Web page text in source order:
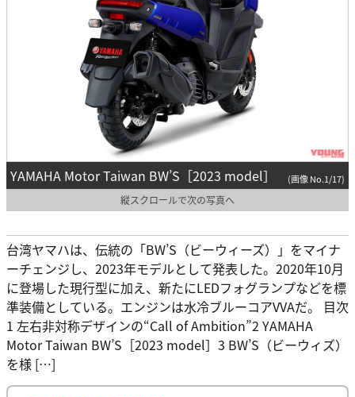
YAMAHA Motor Taiwan BW’S［2023 model］ (画像 No.1/17)
縦スクロールで次の写真へ
台湾ヤマハは、伝統の「BW’S（ビーウィーズ）」をマイナ
ーチェンジし、2023年モデルとして発表した。2020年10月
に登場した現行型に加え、新たにLEDフォグランプなどを標
準装備としている。エンジンは水冷ブルーコアVVAだ。 目次
1 左右非対称デザインの“Call of Ambition”2 YAMAHA
Motor Taiwan BW’S［2023 model］3 BW’S（ビーウィズ）
を様 […]